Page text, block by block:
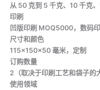
从 50 克到 5 千克、10 千克
印刷
凹版印刷 MOQ5000，数码
尺寸和颜色
115x150x50 毫米，定制
订购数量
2（取决于印刷工艺和袋子的
使用领域